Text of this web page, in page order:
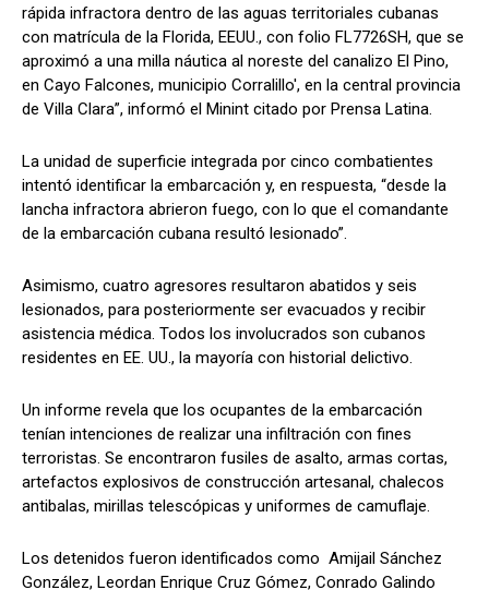
rápida infractora dentro de las aguas territoriales cubanas
con matrícula de la Florida, EEUU., con folio FL7726SH, que se
aproximó a una milla náutica al noreste del canalizo El Pino,
en Cayo Falcones, municipio Corralillo', en la central provincia
de Villa Clara”, informó el Minint citado por Prensa Latina.
La unidad de superficie integrada por cinco combatientes
intentó identificar la embarcación y, en respuesta, “desde la
lancha infractora abrieron fuego, con lo que el comandante
de la embarcación cubana resultó lesionado”.
Asimismo, cuatro agresores resultaron abatidos y seis
lesionados, para posteriormente ser evacuados y recibir
asistencia médica. Todos los involucrados son cubanos
residentes en EE. UU., la mayoría con historial delictivo.
Un informe revela que los ocupantes de la embarcación
tenían intenciones de realizar una infiltración con fines
terroristas. Se encontraron fusiles de asalto, armas cortas,
artefactos explosivos de construcción artesanal, chalecos
antibalas, mirillas telescópicas y uniformes de camuflaje.
Los detenidos fueron identificados como Amijail Sánchez
González, Leordan Enrique Cruz Gómez, Conrado Galindo